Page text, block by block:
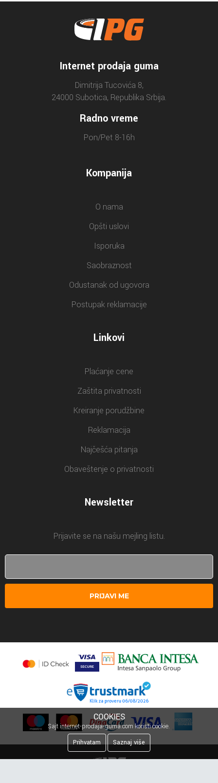
Internet prodaja guma
Dimitrija Tucovića 8,
24000 Subotica, Republika Srbija.
Radno vreme
Pon/Pet 8-16h
Kompanija
O nama
Opšti uslovi
Isporuka
Saobraznost
Odustanak od ugovora
Postupak reklamacije
Linkovi
Plaćanje cene
Zaštita privatnosti
Kreiranje porudžbine
Reklamacija
Najčešća pitanja
Obaveštenje o privatnosti
Newsletter
Prijavite se na našu mejling listu.
PRIJAVI ME
COOKIES
Sajt internet-prodaja-guma.com koristi cookie.
Prihvatam
Saznaj više